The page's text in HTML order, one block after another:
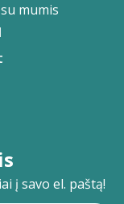
mumis
į savo el. paštą!